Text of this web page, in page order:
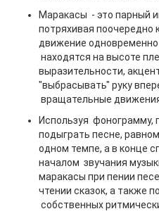
Маракасы - это парный
потряхивая поочередно
движение одновременно
находятся на высоте
выразительности,
"выбрасывать" руку
вращательные
Используя фонограмму,
подыграть песне,
одном темпе, а в конце
началом звучания
маракасы при пении
чтении сказок, а также
собственных